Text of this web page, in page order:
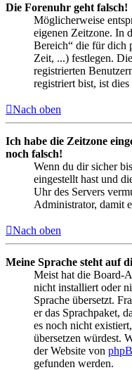
Die Forenuhr geht falsch!
Möglicherweise
eigenen Zeitzone. In
Bereich“ die für dich
Zeit, ...) festlegen.
registrierten
registriert bist, ist
Nach oben
Ich habe die Zeitzone
noch falsch!
Wenn du dir sicher
eingestellt hast und
Uhr des Servers
Administrator, damit
Nach oben
Meine Sprache steht auf
Meist hat die Board-
nicht installiert oder
Sprache übersetzt.
er das Sprachpaket,
es noch nicht
übersetzen würdest.
der Website von
gefunden werden.